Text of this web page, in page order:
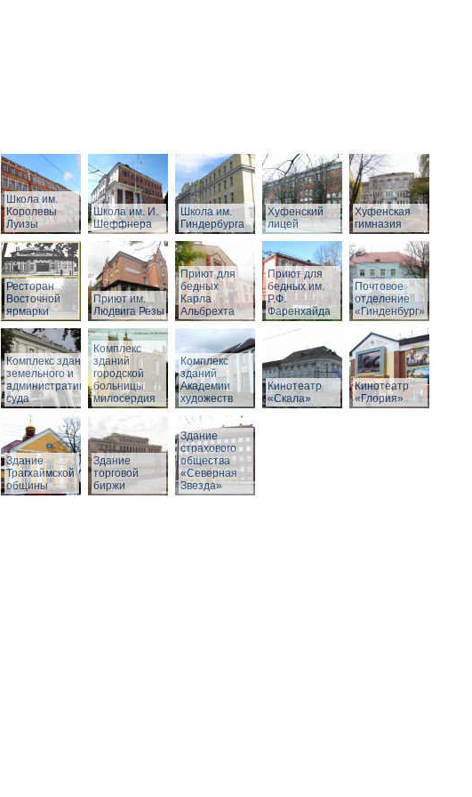
Школа им.
Королевы
Луизы
Школа им. И.
Шеффнера
Школа им.
Гиндербурга
Хуфенский
лицей
Хуфенская
гимназия
Ресторан
Восточной
ярмарки
Приют им.
Людвига Резы
Приют для
бедных
Карла
Альбрехта
Приют для
бедных им.
Р.Ф.
Фаренхайда
Почтовое
отделение
«Гинденбург»
Комплекс зданий
земельного и
административного
суда
Комплекс
зданий
городской
больницы
милосердия
Комплекс
зданий
Академии
художеств
Кинотеатр
«Скала»
Кинотеатр
«Глория»
Здание
Трагхаймской
общины
Здание
торговой
биржи
Здание
страхового
общества
«Северная
Звезда»